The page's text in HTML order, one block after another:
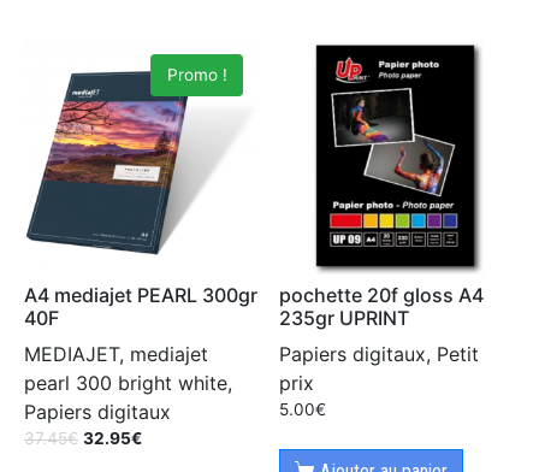
Promo !
A4 mediajet PEARL 300gr
40F
MEDIAJET, mediajet
pearl 300 bright white,
Papiers digitaux
37.45€ 32.95€
pochette 20f gloss A4
235gr UPRINT
Papiers digitaux, Petit
prix
5.00€